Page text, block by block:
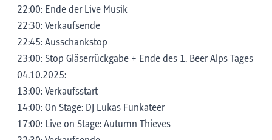
22:00: Ende der Live Musik
22:30: Verkaufsende
22:45: Ausschankstop
23:00: Stop Gläserrückgabe + Ende des 1. Beer Alps Tages
04.10.2025:
13:00: Verkaufsstart
14:00: On Stage: DJ Lukas Funkateer
17:00: Live on Stage: Autumn Thieves